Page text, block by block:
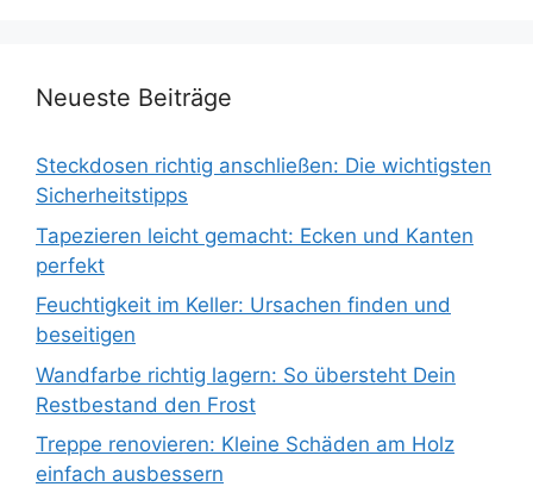
Neueste Beiträge
Steckdosen richtig anschließen: Die wichtigsten
Sicherheitstipps
Tapezieren leicht gemacht: Ecken und Kanten
perfekt
Feuchtigkeit im Keller: Ursachen finden und
beseitigen
Wandfarbe richtig lagern: So übersteht Dein
Restbestand den Frost
Treppe renovieren: Kleine Schäden am Holz
einfach ausbessern